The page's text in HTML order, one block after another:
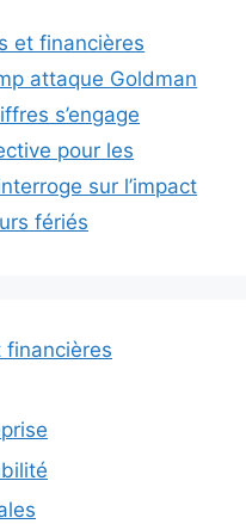
et financières
attaque Goldman
s’engage
pour les
sur l’impact
fériés